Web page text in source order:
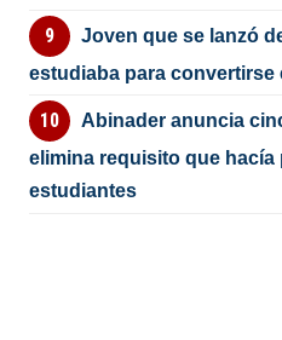
Joven que se lanzó
estudiaba para convertirse
Abinader anuncia
elimina requisito que hacía
estudiantes